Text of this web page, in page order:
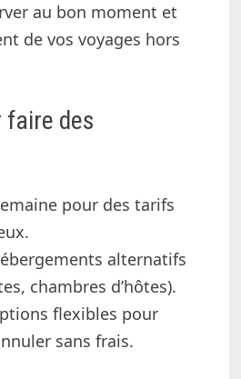
au bon moment et
de vos voyages hors
des
pour des tarifs
alternatifs
chambres d’hôtes).
flexibles pour
sans frais.